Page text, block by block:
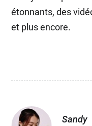
étonnants, des
et plus encore.
Sandy